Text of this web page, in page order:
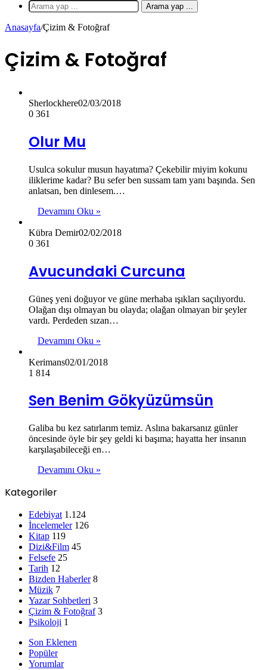
Arama yap ...
Anasayfa/Çizim & Fotoğraf
Çizim & Fotoğraf
Sherlockhere02/03/2018
0 361
Olur Mu
Usulca sokulur musun hayatıma? Çekebilir miyim kokunu
iliklerime kadar? Bu sefer ben sussam tam yanı başında. Sen
anlatsan, ben dinlesem.…
Devamını Oku »
Kübra Demir02/02/2018
0 361
Avucundaki Curcuna
Güneş yeni doğuyor ve güne merhaba ışıkları saçılıyordu.
Olağan dışı olmayan bu olayda; olağan olmayan bir şeyler
vardı. Perdeden sızan…
Devamını Oku »
Kerimans02/01/2018
1 814
Sen Benim Gökyüzümsün
Galiba bu kez satırlarım temiz. Aslına bakarsanız günler
öncesinde öyle bir şey geldi ki başıma; hayatta her insanın
karşılaşabileceği en…
Devamını Oku »
Kategoriler
Edebiyat 1.124
İncelemeler 126
Kitap 119
Dizi&Film 45
Felsefe 25
Tarih 12
Bizden Haberler 8
Müzik 7
Yazar Sohbetleri 3
Çizim & Fotoğraf 3
Psikoloji 1
Son Eklenen
Popüler
Yorumlar